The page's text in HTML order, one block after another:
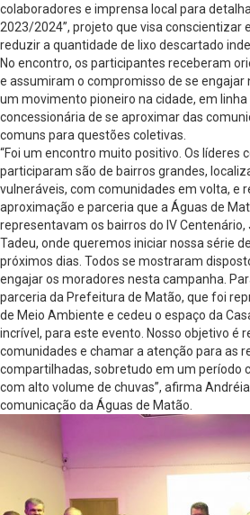
colaboradores e imprensa local para
2023/2024”, projeto que visa conscientizar
reduzir a quantidade de lixo descartado
No encontro, os participantes receberam
e assumiram o compromisso de se engajar
um movimento pioneiro na cidade, em
concessionária de se aproximar das
comuns para questões coletivas.
“Foi um encontro muito positivo. Os líderes
participaram são de bairros grandes,
vulneráveis, com comunidades em volta, e
aproximação e parceria que a Águas de
representavam os bairros do IV
Tadeu, onde queremos iniciar nossa série
próximos dias. Todos se mostraram
engajar os moradores nesta campanha.
parceria da Prefeitura de Matão, que foi
de Meio Ambiente e cedeu o espaço da
incrível, para este evento. Nosso objetivo é
comunidades e chamar a atenção para as
compartilhadas, sobretudo em um período
com alto volume de chuvas”, afirma
comunicação da Águas de Matão.